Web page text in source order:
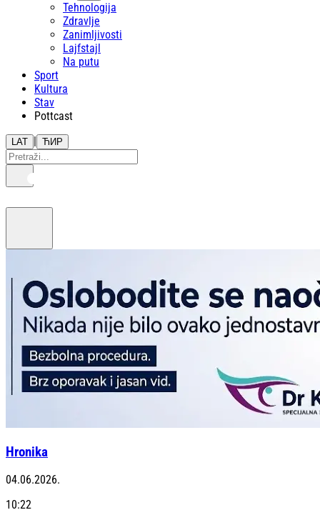
Tehnologija
Zdravlje
Zanimljivosti
Lajfstajl
Na putu
Sport
Kultura
Stav
Pottcast
LAT | ЋИР
Hronika
04.06.2026.
10:22